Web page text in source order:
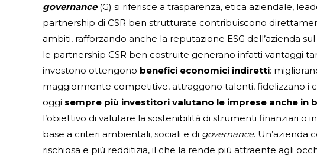
governance(G) si riferisce a trasparenza, etica aziendale,
partnership di CSR ben strutturate contribuiscono
ambiti, rafforzando anche la reputazione ESG dell’azienda
le partnership CSR ben costruite generano infatti vantaggi
investono ottengono benefici economici indiretti:
maggiormente competitive, attraggono talenti, fidelizzano i
oggi sempre più investitori valutano le imprese anche in
l’obiettivo di valutare la sostenibilità di strumenti finanziari o
base a criteri ambientali, sociali e di governance. Un’azienda
rischiosa e più redditizia, il che la rende più attraente agli